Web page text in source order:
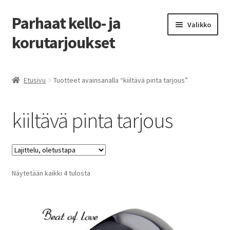
Siirry
navigointiin
Siirry
sisältöön
Parhaat kello- ja
korutarjoukset
Valikko
Etusivu Tuotteet avainsanalla “kiiltävä pinta tarjous”
kiiltävä pinta tarjous
Näytetään kaikki 4 tulosta